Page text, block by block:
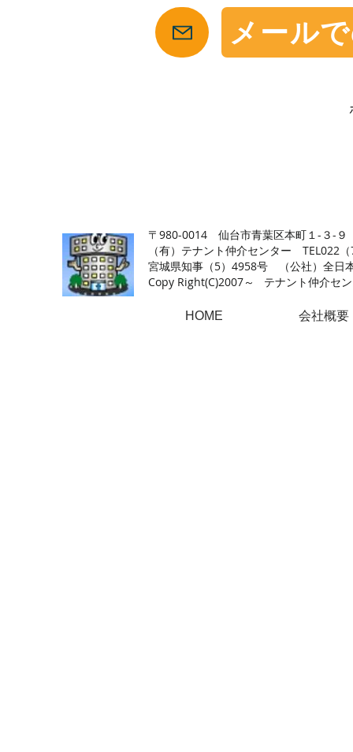
メール
〒980-0014 仙台市青葉区本町１-３-９
（有）テナント仲介センター TEL022
宮城県知事（5）4958号 （公社）全日
Copy Right(C)2007～ テナント仲介セ
HOME 会社概要